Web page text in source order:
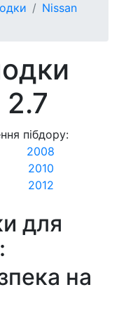
Nissan
пібдору:
2008
2010
2012
для
на